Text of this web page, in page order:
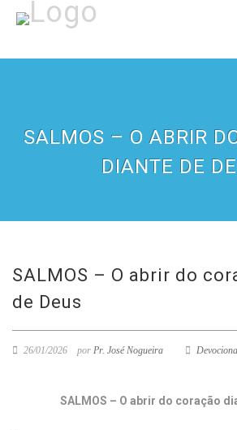
SALMOS – O ABRIR
DIANTE DE
SALMOS – O abrir do
de Deus
26/01/2026 por Pr. José Nogueira
SALMOS – O abrir do coração